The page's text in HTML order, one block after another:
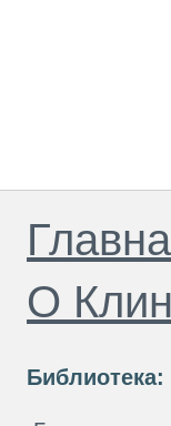
О
Библиотека: